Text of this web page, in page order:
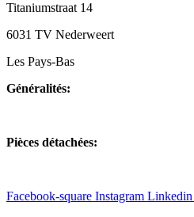
Titaniumstraat 14
6031 TV Nederweert
Les Pays-Bas
Généralités:
Pièces détachées:
Facebook-square Instagram Linkedin